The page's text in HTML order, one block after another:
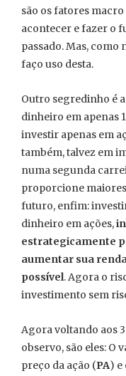
são os fatores
acontecer e fazer o
passado. Mas,
faço uso desta.
Outro segredinho é
dinheiro em apenas
investir apenas em
também, talvez em
numa segunda
proporcione
futuro, enfim:
dinheiro em ações,
estrategicamente
aumentar sua
possível. Agora o
investimento sem
Agora voltando aos
observo, são eles: O
preço da ação (PA) e